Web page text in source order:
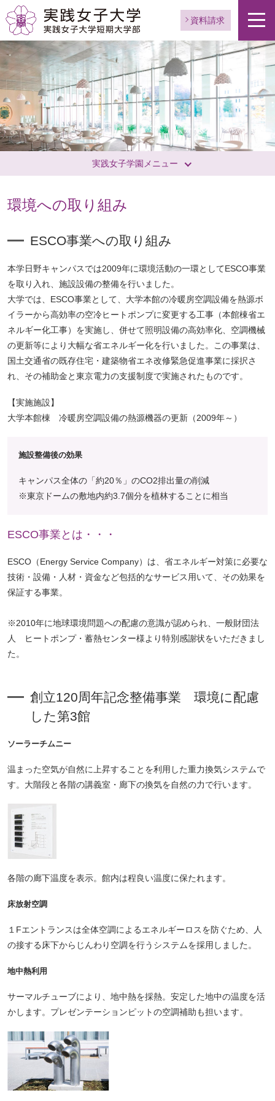
資料請求
実践女子学園メニュー
環境への取り組み
ESCO事業への取り組み
本学日野キャンパスでは2009年に環境活動の一環としてESCO事業
を取り入れ、施設設備の整備を行いました。
大学では、ESCO事業として、大学本館の冷暖房空調設備を熱源ボ
イラーから高効率の空冷ヒートポンプに変更する工事（本館棟省エ
ネルギー化工事）を実施し、併せて照明設備の高効率化、空調機械
の更新等により大幅な省エネルギー化を行いました。この事業は、
国土交通省の既存住宅・建築物省エネ改修緊急促進事業に採択さ
れ、その補助金と東京電力の支援制度で実施されたものです。
【実施施設】
大学本館棟 冷暖房空調設備の熱源機器の更新（2009年～）
施設整備後の効果
キャンパス全体の「約20％」のCO2排出量の削減
※東京ドームの敷地内約3.7個分を植林することに相当
ESCO事業とは・・・
ESCO（Energy Service Company）は、省エネルギー対策に必要な
技術・設備・人材・資金など包括的なサービス用いて、その効果を
保証する事業。
※2010年に地球環境問題への配慮の意識が認められ、一般財団法
人 ヒートポンプ・蓄熱センター様より特別感謝状をいただきまし
た。
創立120周年記念整備事業 環境に配慮
した第3館
ソーラーチムニー
温まった空気が自然に上昇することを利用した重力換気システムで
す。大階段と各階の講義室・廊下の換気を自然の力で行います。
各階の廊下温度を表示。館内は程良い温度に保たれます。
床放射空調
１Fエントランスは全体空調によるエネルギーロスを防ぐため、人
の接する床下からじんわり空調を行うシステムを採用しました。
地中熱利用
サーマルチューブにより、地中熱を採熱。安定した地中の温度を活
かします。プレゼンテーションピットの空調補助も担います。